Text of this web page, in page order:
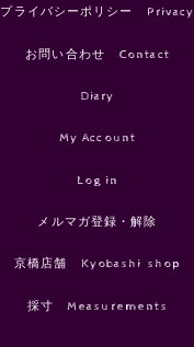
プライバシーポリシー Privacy
お問い合わせ Contact
Diary
My Account
Log in
メルマガ登録・解除
京橋店舗 Kyobashi shop
採寸 Measurements